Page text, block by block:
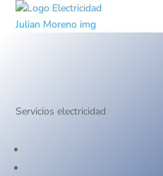
Servicios electricidad